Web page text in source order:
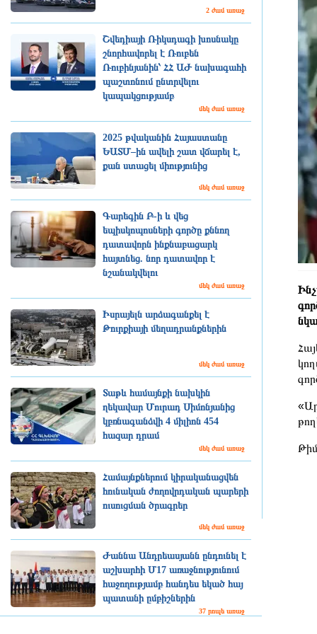
2 ժամ առաջ
Շվեդիայի Ռիկսդագի խոսնակը
շնորհավորել է Ռուբեն
Ռուբինյանին՝ ՀՀ ԱԺ նախագահի
պաշտոնում ընտրվելու
կապակցությամբ
մեկ ժամ առաջ
2025 թվականին Հայաստանը
ԵԱՏՄ–ին ավելի շատ վճարել է,
քան ստացել միությունից
մեկ ժամ առաջ
Գարեգին Բ-ի և վեց
եպիսկոպոսների գործը քննող
դատավորն ինքնաբացարկ
հայտնեց. նոր դատավոր է
նշանակվելու
մեկ ժամ առաջ
Իսրայելն արձագանքել է
Թուրքիայի մեղադրանքներին
մեկ ժամ առաջ
Տաթև համայնքի նախկին
ղեկավար Մուրադ Սիմոնյանից
կբռնագանձվի 4 միլիոն 454
հազար դրամ
մեկ ժամ առաջ
Համայնքներում կիրականացվեն
հունական ժողովրդական պարերի
ուսուցման ծրագրեր
մեկ ժամ առաջ
Ժաննա Անդրեասյանն ընդունել է
աշխարհի Մ17 առաջնությունում
հաջողությամբ հանդես եկած հայ
պատանի ըմբիշներին
37 րոպե առաջ